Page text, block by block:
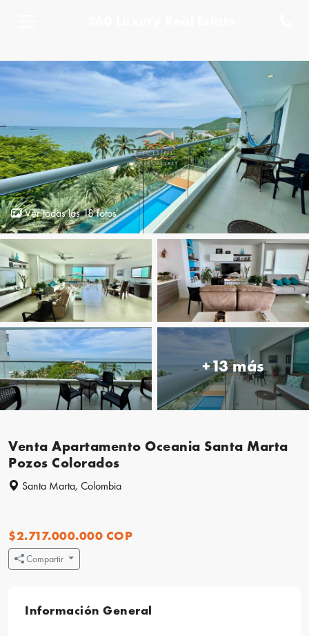
Ver todas las 18 fotos
+13 más
Venta Apartamento Oceania Santa Marta
Pozos Colorados
Santa Marta, Colombia
$2.717.000.000 COP
Compartir
Información General